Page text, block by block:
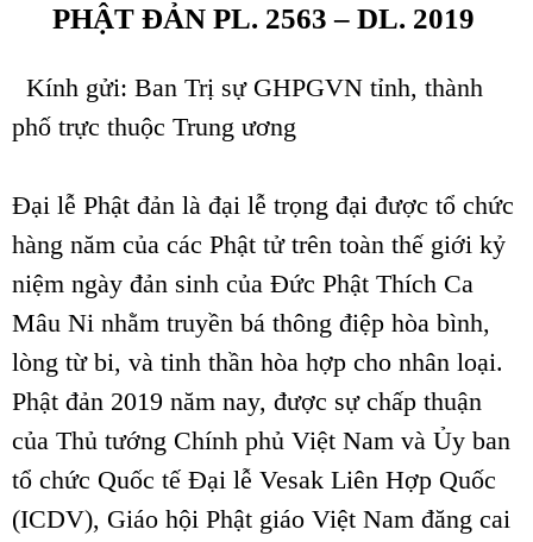
PHẬT ĐẢN PL. 2563 – DL. 2019
Kính gửi: Ban Trị sự GHPGVN tỉnh, thành
phố trực thuộc Trung ương
Đại lễ Phật đản là đại lễ trọng đại được tổ chức
hàng năm của các Phật tử trên toàn thế giới kỷ
niệm ngày đản sinh của Đức Phật Thích Ca
Mâu Ni nhằm truyền bá thông điệp hòa bình,
lòng từ bi, và tinh thần hòa hợp cho nhân loại.
Phật đản 2019 năm nay, được sự chấp thuận
của Thủ tướng Chính phủ Việt Nam và Ủy ban
tổ chức Quốc tế Đại lễ Vesak Liên Hợp Quốc
(ICDV), Giáo hội Phật giáo Việt Nam đăng cai